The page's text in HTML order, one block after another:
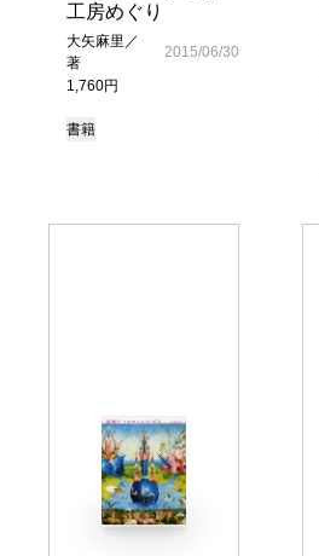
工房めぐり
大矢麻里／
著
1,760円
2015/06/30
書籍